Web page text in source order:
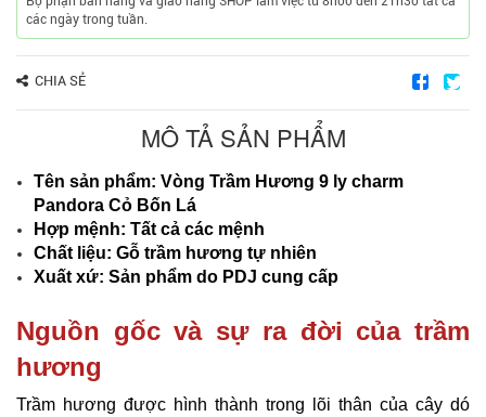
các ngày trong tuần.
CHIA SẺ
MÔ TẢ SẢN PHẨM
Tên sản phẩm: Vòng Trầm Hương 9 ly charm
Pandora Cỏ Bốn Lá
Hợp mệnh: Tất cả các mệnh
Chất liệu: Gỗ trầm hương tự nhiên
Xuất xứ: Sản phẩm do PDJ cung cấp
Nguồn gốc và sự ra đời của trầm
hương
Trầm hương được hình thành trong lõi thân của cây dó